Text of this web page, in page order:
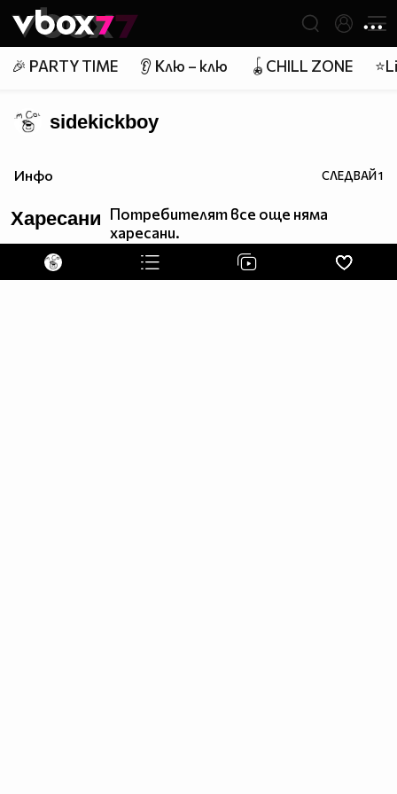
👾
🎉 PARTY TIME 👂 Клю – клю 🪀CHILL ZONE
sidekickboy
Инфо СЛЕДВАЙ1
Харесани Потребителят все още няма
харесани.